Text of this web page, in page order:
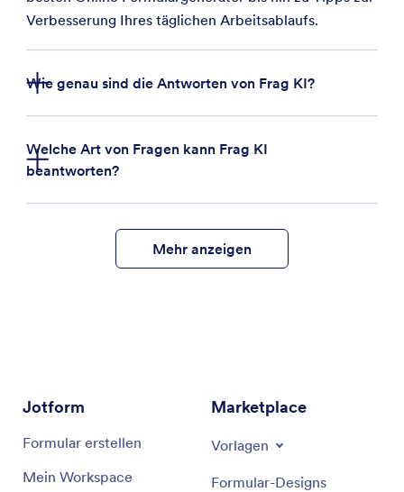
Verbesserung Ihres täglichen Arbeitsablaufs.
Wie genau sind die Antworten von Frag KI?
Welche Art von Fragen kann Frag KI
beantworten?
Mehr anzeigen
Jotform
Formular erstellen
Mein Workspace
Marketplace
Vorlagen
Formular-Designs